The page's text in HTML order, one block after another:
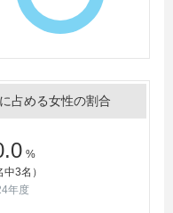
占める女性の割合
%
中3名）
年度